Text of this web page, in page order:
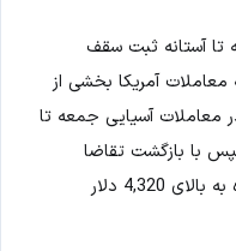
تا آستانه ثبت سقف
آمریکا بخشی از
معاملات آسیایی جمعه تا
اما سپس با بازگشت تقاضا
توانست در معاملات صبح اروپا دوباره به بالای 4,320 دلار